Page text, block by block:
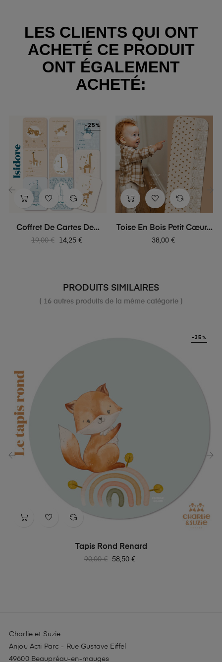
LES CLIENTS QUI ONT
ACHETÉ CE PRODUIT
ONT ÉGALEMENT
ACHETÉ:
Coffret De Cartes De...
Prix
19,00 €
-25%
Prix
14,25 €
Toise En Bois Petit Cœur...
Prix
38,00 €
PRODUITS SIMILAIRES
( 16 autres produits de la même catégorie )
Tapis Rond Renard
Prix
90,00 €
-35%
Prix
58,50 €
Charlie et Suzie
Anjou Acti Parc - Rue Gustave Eiffel
49600 Beaupréau-en-mauges